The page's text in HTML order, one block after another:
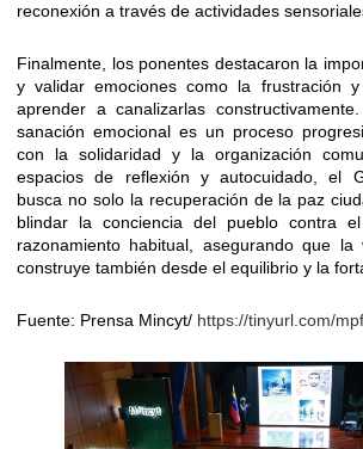
reconexión a través de actividades
Finalmente, los ponentes destacaron la
y validar emociones como la frustración
aprender a canalizarlas
sanación emocional es un proceso
con la solidaridad y la organización
espacios de reflexión y autocuidado, el
busca no solo la recuperación de la paz
blindar la conciencia del pueblo contra
razonamiento habitual, asegurando que la
construye también desde el equilibrio y la
Fuente: Prensa Mincyt/ https://tinyurl.com/